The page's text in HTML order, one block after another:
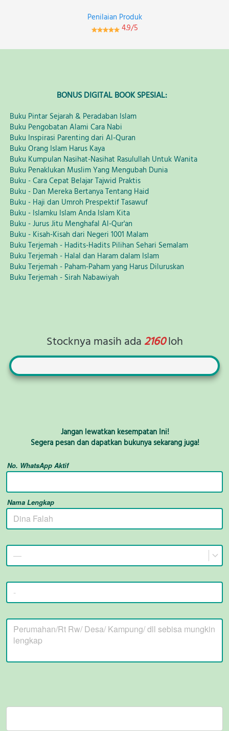
Penilaian Produk
4.9/5
BONUS DIGITAL BOOK SPESIAL:
Buku Pintar Sejarah & Peradaban Islam
Buku Pengobatan Alami Cara Nabi
Buku Inspirasi Parenting dari Al-Quran
Buku Orang Islam Harus Kaya
Buku Kumpulan Nasihat-Nasihat Rasulullah Untuk Wanita
Buku Penaklukan Muslim Yang Mengubah Dunia
Buku - Cara Cepat Belajar Tajwid Praktis
Buku - Dan Mereka Bertanya Tentang Haid
Buku - Haji dan Umroh Prespektif Tasawuf
Buku - Islamku Islam Anda Islam Kita
Buku - Jurus Jitu Menghafal Al-Qur'an
Buku - Kisah-Kisah dari Negeri 1001 Malam
Buku Terjemah - Hadits-Hadits Pilihan Sehari Semalam
Buku Terjemah - Halal dan Haram dalam Islam
Buku Terjemah - Paham-Paham yang Harus Diluruskan
Buku Terjemah - Sirah Nabawiyah
Stocknya masih ada 2160 loh
Jangan lewatkan kesempatan Ini!
Segera pesan dan dapatkan bukunya sekarang juga!
No. WhatsApp Aktif
Nama Lengkap
—